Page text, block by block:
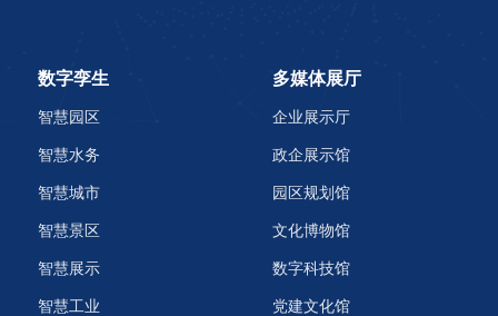
数字孪生
智慧园区
智慧水务
智慧城市
智慧景区
智慧展示
智慧工业
多媒体展厅
企业展示厅
政企展示馆
园区规划馆
文化博物馆
数字科技馆
党建文化馆